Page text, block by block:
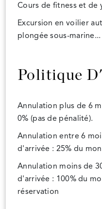
Cours de fitness et de
Excursion en voilier
plongée sous-marine...
Politique
Annulation plus de 6
0% (pas de pénalité).
Annulation entre 6
d'arrivée : 25% du
Annulation moins de
d'arrivée : 100% du
réservation